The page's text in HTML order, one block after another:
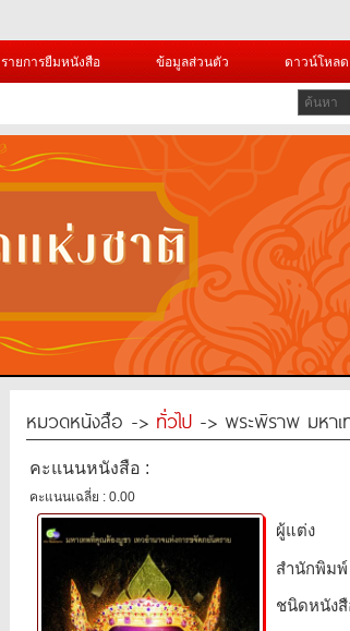
รายการยืมหนังสือ ข้อมูลส่วนตัว ดาวน์โหลด
หมวดหนังสือ -> ทั่วไป -> พระพิราพ มหา
คะแนนหนังสือ :
คะแนนเฉลี่ย : 0.00
ผู้แต่ง
สำนักพิมพ์
ชนิดหนังสื